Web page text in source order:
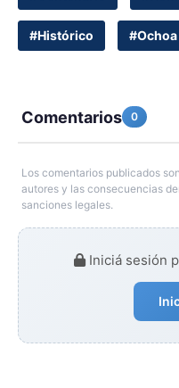
#Histórico #Ochoa
Comentarios 0
Los comentarios publicados
autores y las consecuencias
sanciones legales.
Iniciá sesión